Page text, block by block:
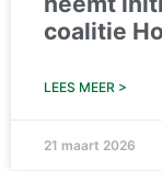
coalitie
LEES MEER >
21 maart 2026